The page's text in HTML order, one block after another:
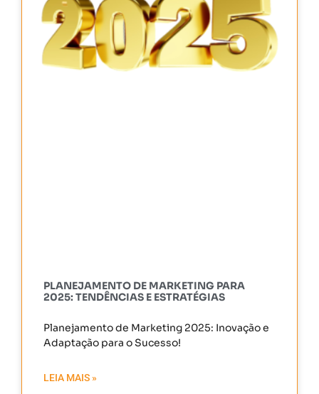
PLANEJAMENTO DE MARKETING PARA
2025: TENDÊNCIAS E ESTRATÉGIAS
Planejamento de Marketing 2025: Inovação e
Adaptação para o Sucesso!
LEIA MAIS »